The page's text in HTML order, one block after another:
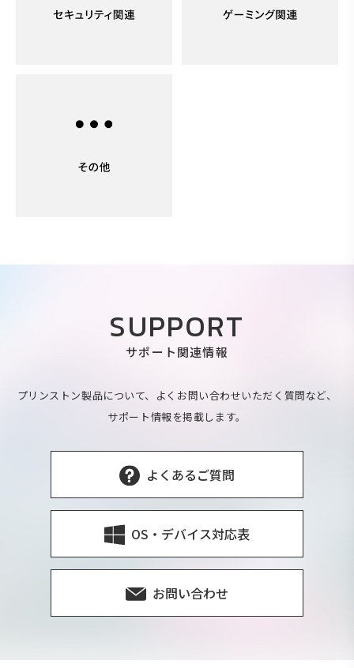
SUPPORT
サポート関連情報
プリンストン製品について、よくお問い合わせいただく質問など、
サポート情報を掲載します。
よくあるご質問
OS・デバイス対応表
お問い合わせ